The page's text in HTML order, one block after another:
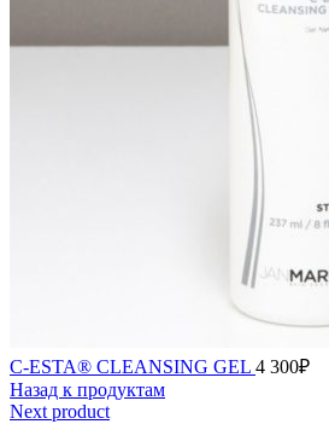
C-ESTA® CLEANSING GEL 4 300₽
Назад к продуктам
Next product